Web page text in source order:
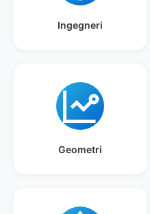
Ingegneri
Geometri